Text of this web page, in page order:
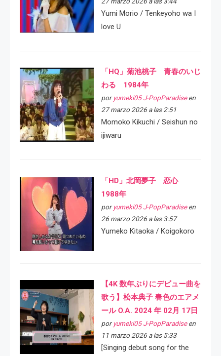
Yumi Morio / Tenkeyoho wa I
love U
「HQ」菊池桃子 青春のいじ
わる 1984年
por yumeki05 J-PopParadiseen
27 marzo 2026 a las 2:51
Momoko Kikuchi / Seishun no
ijiwaru
「HD」北岡夢子 恋心
1988年
por yumeki05 J-PopParadiseen
26 marzo 2026 a las 3:57
Yumeko Kitaoka / Koigokoro
【4K 数年ぶりにデビュー曲を
歌う】松本典子 春色のエアメ
ール O.A. 2024 年 02月 17日
por yumeki05 J-PopParadiseen
11 marzo 2026 a las 5:33
[Singing debut song for the